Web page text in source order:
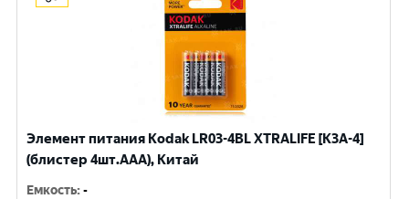
Элемент питания Kodak LR03-4BL XTRALIFE [K3A-4]
(блистер 4шт.AАА), Китай
Емкость:-